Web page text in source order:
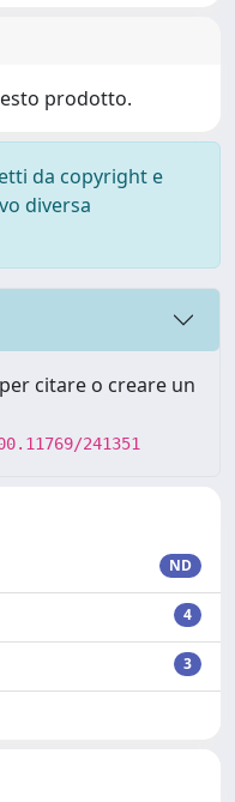
prodotto.
da copyright e
diversa
citare o creare un
241351
ND
4
3